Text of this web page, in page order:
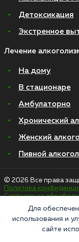
Детоксикация
Экстренное
Лечение
На дому
В стационаре
Амбулаторно
Хронический
Женский
Пивной
© 2026 Все права
Политика
Согласие на
«Напоминаем, что сайт
продажи и приема
Для
использования и
сайте